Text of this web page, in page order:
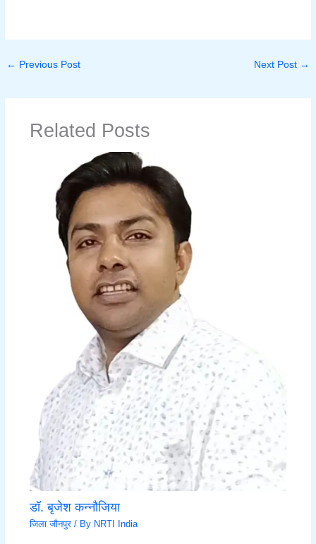
← Previous Post Next Post →
Related Posts
डॉ. बृजेश कन्नौजिया
जिला जौनपुर/ By NRTI India